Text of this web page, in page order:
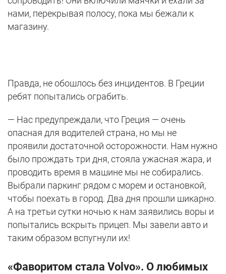
нами, перекрывая полосу, пока мы бежали к
магазину.
Правда, не обошлось без инцидентов. В Греции
ребят попытались ограбить.
— Нас предупреждали, что Греция — очень
опасная для водителей страна, но мы не
проявили достаточной осторожности. Нам нужно
было прождать три дня, стояла ужасная жара, и
проводить время в машине мы не собирались.
Выбрали паркинг рядом с морем и остановкой,
чтобы поехать в город. Два дня прошли шикарно.
А на третьи сутки ночью к нам заявились воры и
попытались вскрыть прицеп. Мы завели авто и
таким образом вспугнули их!
«Фаворитом стала Volvo». О любимых